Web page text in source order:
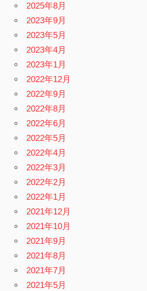
2025年8月
2023年9月
2023年5月
2023年4月
2023年1月
2022年12月
2022年9月
2022年8月
2022年6月
2022年5月
2022年4月
2022年3月
2022年2月
2022年1月
2021年12月
2021年10月
2021年9月
2021年8月
2021年7月
2021年5月